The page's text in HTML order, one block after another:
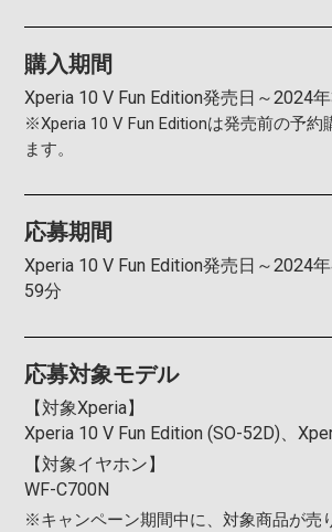
購入期間
Xperia 10 V Fun Edition発売日～2024
※Xperia 10 V Fun Editionは発売前の予約
ます。
応募期間
Xperia 10 V Fun Edition発売日～2024
59分
応募対象モデル
【対象Xperia】
Xperia 10 V Fun Edition (SO-52D)、
【対象イヤホン】
WF-C700N
※キャンペーン期間中に、対象商品が売